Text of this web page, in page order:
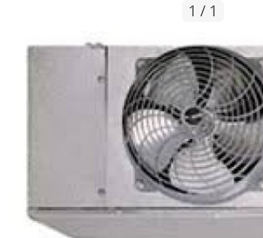
1 / 1